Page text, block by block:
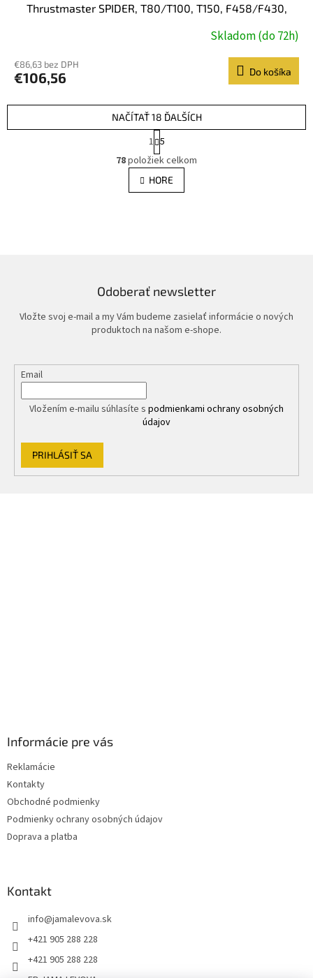
Thrustmaster SPIDER, T80/T100, T150, F458/F430,
Skladom (do 72h)
€86,63 bez DPH
€106,56 Do košíka
O
v
l
á
r
v
k
y
p
u
NAČÍTAŤ 18 ĎALŠÍCH
S
t
r
á
n
k
1 5
78položiek celkom
HORE
Odoberať newsletter
Vložte svoj e-mail a my Vám budeme zasielať informácie o nových
produktoch na našom e-shope.
Email
Vložením e-mailu súhlasíte s podmienkami ochrany osobných
údajov
PRIHLÁSIŤ SA
Informácie pre vás
Reklamácie
Kontakty
Obchodné podmienky
Podmienky ochrany osobných údajov
Doprava a platba
Kontakt
info@jamalevova.sk
+421 905 288 228
+421 905 288 228